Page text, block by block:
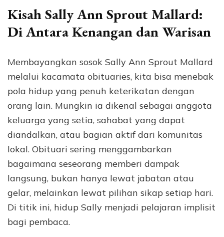
Kisah Sally Ann Sprout Mallard:
Di Antara Kenangan dan Warisan
Membayangkan sosok Sally Ann Sprout Mallard
melalui kacamata obituaries, kita bisa menebak
pola hidup yang penuh keterikatan dengan
orang lain. Mungkin ia dikenal sebagai anggota
keluarga yang setia, sahabat yang dapat
diandalkan, atau bagian aktif dari komunitas
lokal. Obituari sering menggambarkan
bagaimana seseorang memberi dampak
langsung, bukan hanya lewat jabatan atau
gelar, melainkan lewat pilihan sikap setiap hari.
Di titik ini, hidup Sally menjadi pelajaran implisit
bagi pembaca.